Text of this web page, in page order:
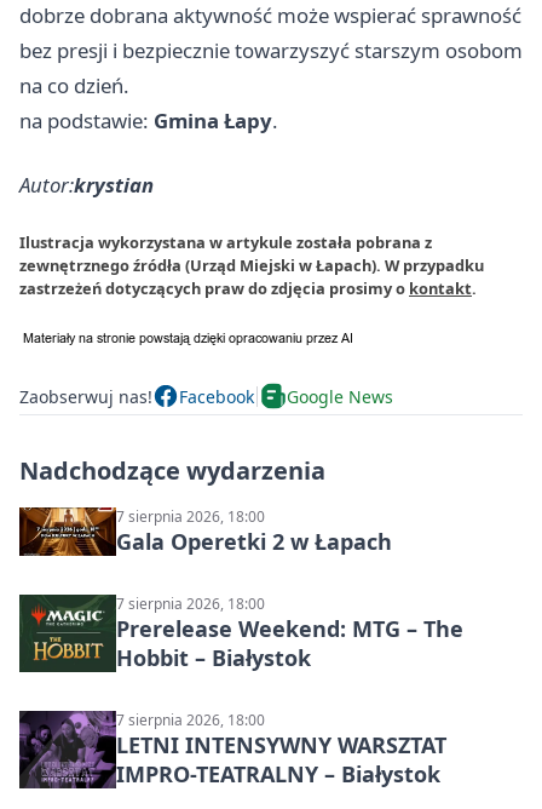
dobrze dobrana aktywność może wspierać sprawność
bez presji i bezpiecznie towarzyszyć starszym osobom
na co dzień.
na podstawie: Gmina Łapy.
Autor:krystian
Ilustracja wykorzystana w artykule została pobrana z
zewnętrznego źródła (Urząd Miejski w Łapach). W przypadku
zastrzeżeń dotyczących praw do zdjęcia prosimy o kontakt.
Zaobserwuj nas! Facebook Google News
Nadchodzące wydarzenia
7 sierpnia 2026, 18:00
Gala Operetki 2 w Łapach
7 sierpnia 2026, 18:00
Prerelease Weekend: MTG – The
Hobbit – Białystok
7 sierpnia 2026, 18:00
LETNI INTENSYWNY WARSZTAT
IMPRO-TEATRALNY – Białystok